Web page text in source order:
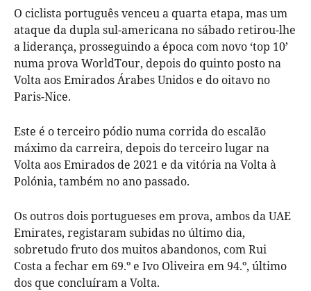
O ciclista português venceu a quarta etapa, mas um
ataque da dupla sul-americana no sábado retirou-lhe
a liderança, prosseguindo a época com novo ‘top 10’
numa prova WorldTour, depois do quinto posto na
Volta aos Emirados Árabes Unidos e do oitavo no
Paris-Nice.
Este é o terceiro pódio numa corrida do escalão
máximo da carreira, depois do terceiro lugar na
Volta aos Emirados de 2021 e da vitória na Volta à
Polónia, também no ano passado.
Os outros dois portugueses em prova, ambos da UAE
Emirates, registaram subidas no último dia,
sobretudo fruto dos muitos abandonos, com Rui
Costa a fechar em 69.º e Ivo Oliveira em 94.º, último
dos que concluíram a Volta.